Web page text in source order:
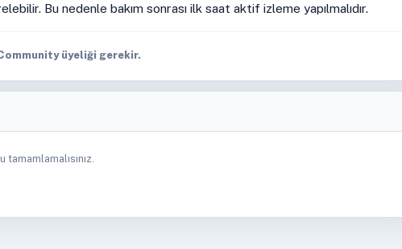
Bu nedenle bakım sonrası ilk saat aktif izleme yapılmalıdır.
üyeliği gerekir.